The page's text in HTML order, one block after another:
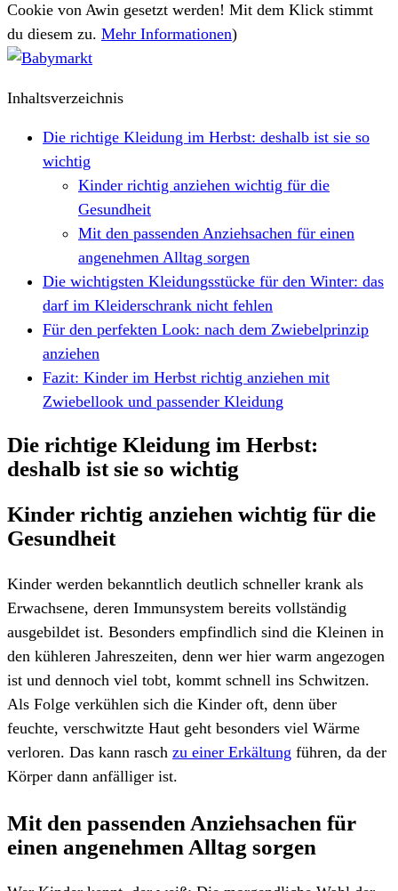
Cookie von Awin gesetzt werden! Mit dem Klick stimmt
du diesem zu. Mehr Informationen)
Inhaltsverzeichnis
Die richtige Kleidung im Herbst: deshalb ist sie so
wichtig
Kinder richtig anziehen wichtig für die
Gesundheit
Mit den passenden Anziehsachen für einen
angenehmen Alltag sorgen
Die wichtigsten Kleidungsstücke für den Winter: das
darf im Kleiderschrank nicht fehlen
Für den perfekten Look: nach dem Zwiebelprinzip
anziehen
Fazit: Kinder im Herbst richtig anziehen mit
Zwiebellook und passender Kleidung
Die richtige Kleidung im Herbst:
deshalb ist sie so wichtig
Kinder richtig anziehen wichtig für die
Gesundheit
Kinder werden bekanntlich deutlich schneller krank als
Erwachsene, deren Immunsystem bereits vollständig
ausgebildet ist. Besonders empfindlich sind die Kleinen in
den kühleren Jahreszeiten, denn wer hier warm angezogen
ist und dennoch viel tobt, kommt schnell ins Schwitzen.
Als Folge verkühlen sich die Kinder oft, denn über
feuchte, verschwitzte Haut geht besonders viel Wärme
verloren. Das kann rasch zu einer Erkältung führen, da der
Körper dann anfälliger ist.
Mit den passenden Anziehsachen für
einen angenehmen Alltag sorgen